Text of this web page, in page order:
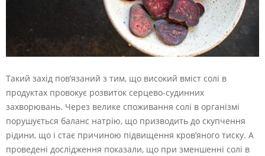
Такий захід пов’язаний з тим, що високий вміст солі в
продуктах провокує розвиток серцево-судинних
захворювань. Через велике споживання солі в організмі
порушується баланс натрію, що призводить до скупчення
рідини, що і стає причиною підвищення кров’яного тиску. А
проведені дослідження показали, що при зменшенні солі в